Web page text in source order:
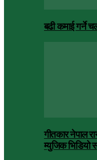
बढी कमाई गर्ने
गीतकार नेपाल
म्युजिक भिडियो